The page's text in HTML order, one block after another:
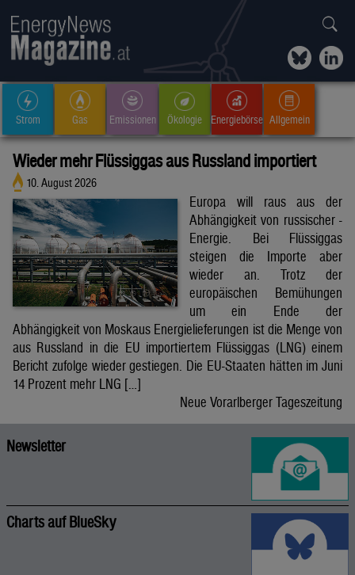
Strom Gas Emissionen Ökologie Energiebörse Allgemein
Wieder mehr Flüssiggas aus Russland importiert
10. August 2026
Europa will raus aus der
Abhängigkeit von russischer -
Energie. Bei Flüssiggas
steigen die Importe aber
wieder an. Trotz der
europäischen Bemühungen
um ein Ende der
Abhängigkeit von Moskaus Energielieferungen ist die Menge von
aus Russland in die EU importiertem Flüssiggas (LNG) einem
Bericht zufolge wieder gestiegen. Die EU-Staaten hätten im Juni
14 Prozent mehr LNG […]
Neue Vorarlberger Tageszeitung
Newsletter
Charts auf BlueSky